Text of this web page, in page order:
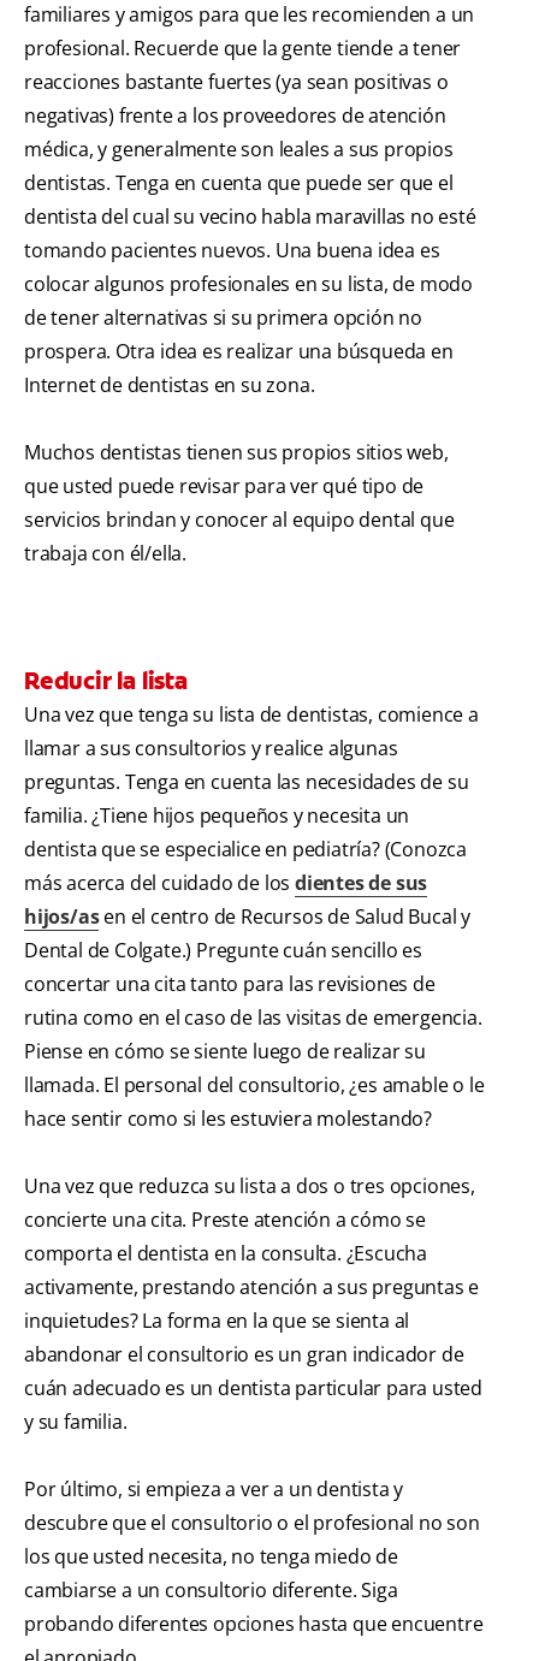
familiares y amigos para que les recomienden a un
profesional. Recuerde que la gente tiende a tener
reacciones bastante fuertes (ya sean positivas o
negativas) frente a los proveedores de atención
médica, y generalmente son leales a sus propios
dentistas. Tenga en cuenta que puede ser que el
dentista del cual su vecino habla maravillas no esté
tomando pacientes nuevos. Una buena idea es
colocar algunos profesionales en su lista, de modo
de tener alternativas si su primera opción no
prospera. Otra idea es realizar una búsqueda en
Internet de dentistas en su zona.
Muchos dentistas tienen sus propios sitios web,
que usted puede revisar para ver qué tipo de
servicios brindan y conocer al equipo dental que
trabaja con él/ella.
Reducir la lista
Una vez que tenga su lista de dentistas, comience a
llamar a sus consultorios y realice algunas
preguntas. Tenga en cuenta las necesidades de su
familia. ¿Tiene hijos pequeños y necesita un
dentista que se especialice en pediatría? (Conozca
más acerca del cuidado de losdientes de sus
hijos/asen el centro de Recursos de Salud Bucal y
Dental de Colgate.) Pregunte cuán sencillo es
concertar una cita tanto para las revisiones de
rutina como en el caso de las visitas de emergencia.
Piense en cómo se siente luego de realizar su
llamada. El personal del consultorio, ¿es amable o le
hace sentir como si les estuviera molestando?
Una vez que reduzca su lista a dos o tres opciones,
concierte una cita. Preste atención a cómo se
comporta el dentista en la consulta. ¿Escucha
activamente, prestando atención a sus preguntas e
inquietudes? La forma en la que se sienta al
abandonar el consultorio es un gran indicador de
cuán adecuado es un dentista particular para usted
y su familia.
Por último, si empieza a ver a un dentista y
descubre que el consultorio o el profesional no son
los que usted necesita, no tenga miedo de
cambiarse a un consultorio diferente. Siga
probando diferentes opciones hasta que encuentre